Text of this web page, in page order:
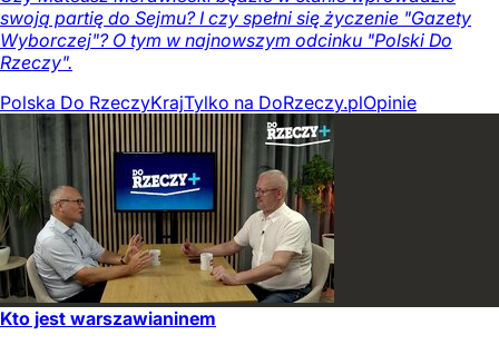
swoją partię do Sejmu? I czy spełni się życzenie "Gazety
Wyborczej"? O tym w najnowszym odcinku "Polski Do
Rzeczy".
Polska Do RzeczyKrajTylko na DoRzeczy.plOpinie
Kto jest warszawianinem